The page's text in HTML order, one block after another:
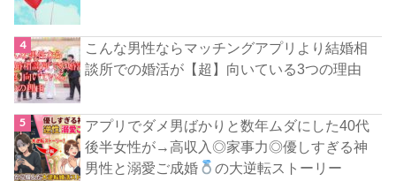
こんな男性ならマッチングアプリより結婚相
談所での婚活が【超】向いている3つの理由
アプリでダメ男ばかりと数年ムダにした40代
後半女性が→高収入◎家事力◎優しすぎる神
男性と溺愛ご成婚
の大逆転ストーリー